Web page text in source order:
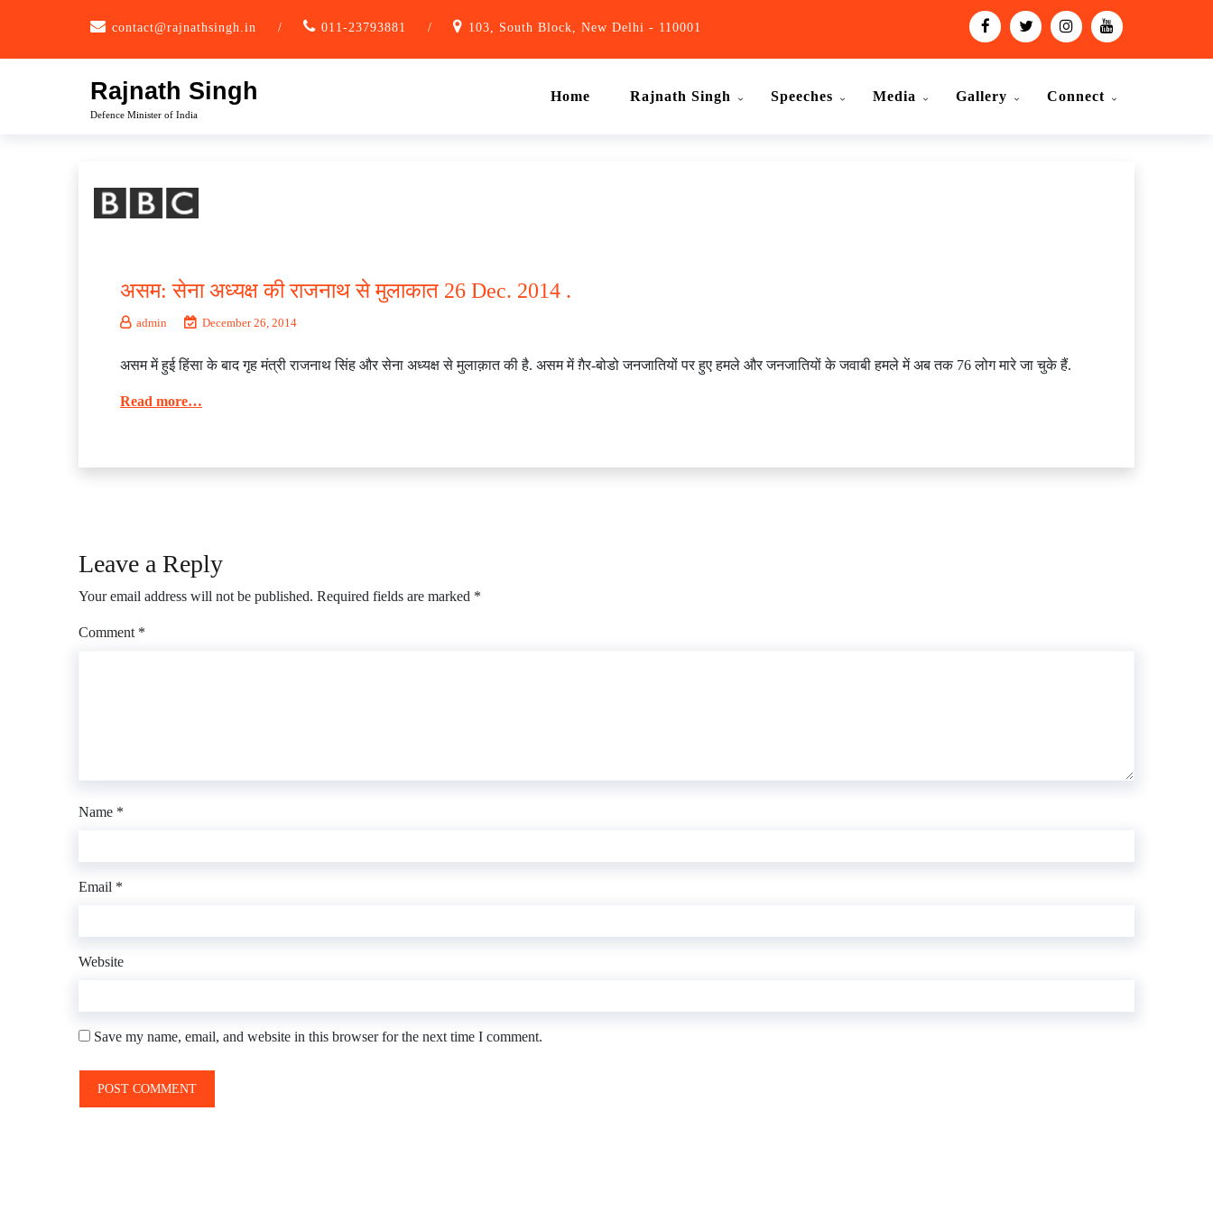
contact@rajnathsingh.in / 011-23793881 / 103, South Block, New Delhi - 110001
Rajnath Singh
Defence Minister of India
Home Rajnath Singh Speeches Media Gallery Connect
असम: सेना अध्यक्ष की राजनाथ से मुलाकात 26 Dec. 2014 .
admin December 26, 2014
असम में हुई हिंसा के बाद गृह मंत्री राजनाथ सिंह और सेना अध्यक्ष से मुलाक़ात की है. असम में ग़ैर-बोडो जनजातियों पर हुए हमले और जनजातियों के जवाबी हमले में अब तक 76 लोग मारे जा चुके हैं.
Read more…
Leave a Reply
Your email address will not be published. Required fields are marked *
Comment *
Name *
Email *
Website
Save my name, email, and website in this browser for the next time I comment.